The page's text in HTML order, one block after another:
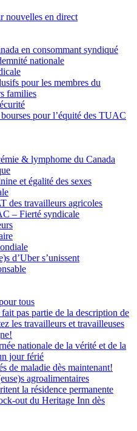
nouvelles en direct
en consommant syndiqué
nationale
pour les membres du
families
pour l’équité des TUAC
& lymphome du Canada
et égalité des sexes
des travailleurs agricoles
– Fierté syndicale
d’Uber s’unissent
tous
pas partie de la description de
les travailleurs et travailleuses
nationale de la vérité et de la
jour férié
de maladie dès maintenant!
agroalimentaires
la résidence permanente
out du Heritage Inn dès